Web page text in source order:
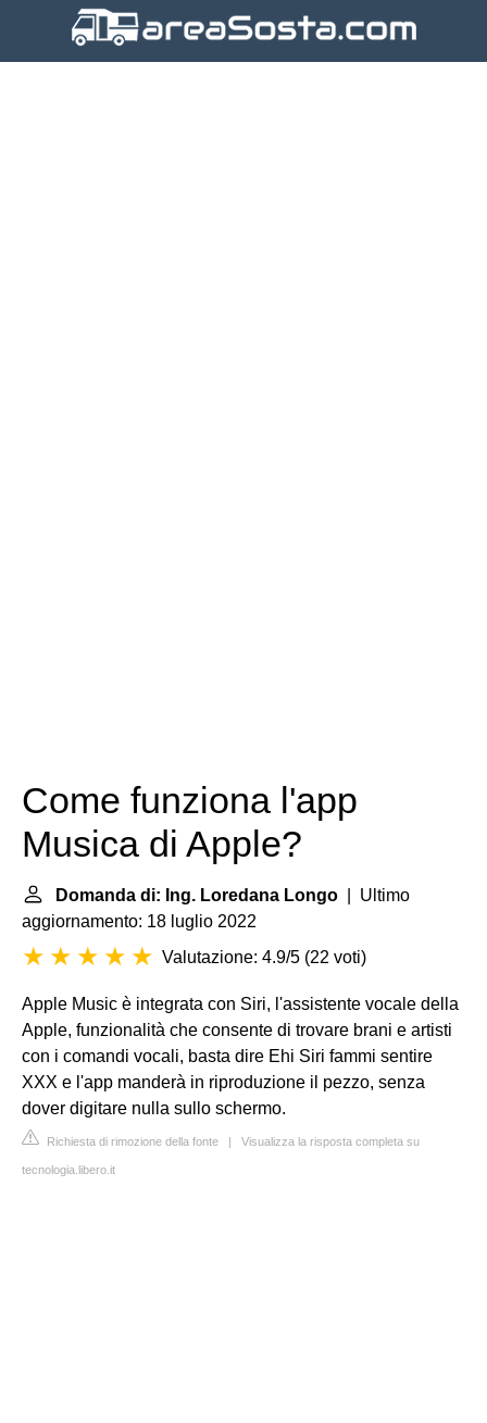
Come funziona l'app
Musica di Apple?
Domanda di: Ing. Loredana Longo | Ultimo
aggiornamento: 18 luglio 2022
Valutazione: 4.9/5 (22 voti)
Apple Music è integrata con Siri, l'assistente vocale della
Apple, funzionalità che consente di trovare brani e artisti
con i comandi vocali, basta dire Ehi Siri fammi sentire
XXX e l'app manderà in riproduzione il pezzo, senza
dover digitare nulla sullo schermo.
Richiesta di rimozione della fonte | Visualizza la risposta completa su
tecnologia.libero.it